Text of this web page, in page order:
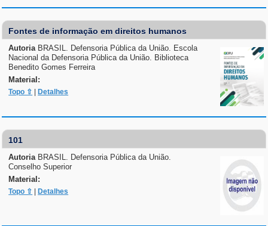
Fontes de informação em direitos humanos
Autoria BRASIL. Defensoria Pública da União. Escola
Nacional da Defensoria Pública da União. Biblioteca
Benedito Gomes Ferreira
Material:
Topo ⇧ Detalhes
101
Autoria BRASIL. Defensoria Pública da União.
Conselho Superior
Material:
Topo ⇧ Detalhes